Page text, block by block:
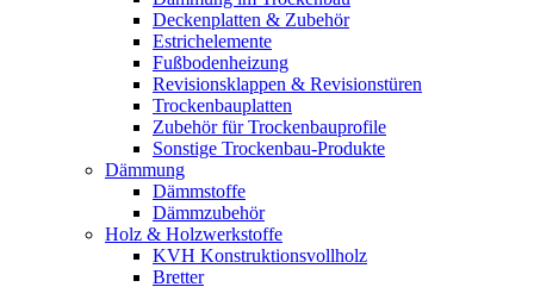
Deckenplatten & Zubehör
Estrichelemente
Fußbodenheizung
Revisionsklappen & Revisionstüren
Trockenbauplatten
Zubehör für Trockenbauprofile
Sonstige Trockenbau-Produkte
Dämmung
Dämmstoffe
Dämmzubehör
Holz & Holzwerkstoffe
KVH Konstruktionsvollholz
Bretter